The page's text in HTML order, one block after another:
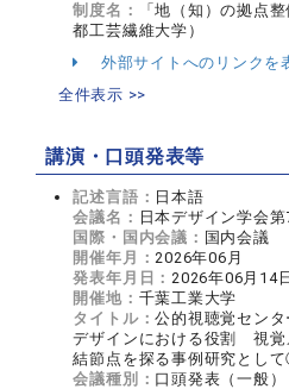
制度名：
「地（知）の拠点
都工芸繊維大学）
外部サイトへのリンクを
全件表示 >>
講演・口頭発表等
記述言語： 日本語
会議名： 日本デザイン学会
国際・国内会議： 国内会議
開催年月：2026年06月
発表年月日：2026年06月14日
開催地： 千葉工業大学
タイトル：公的視聴覚セン
デザインにおける役割 視覚
結節点を探る事例研究とし
会議種別： 口頭発表（一般）